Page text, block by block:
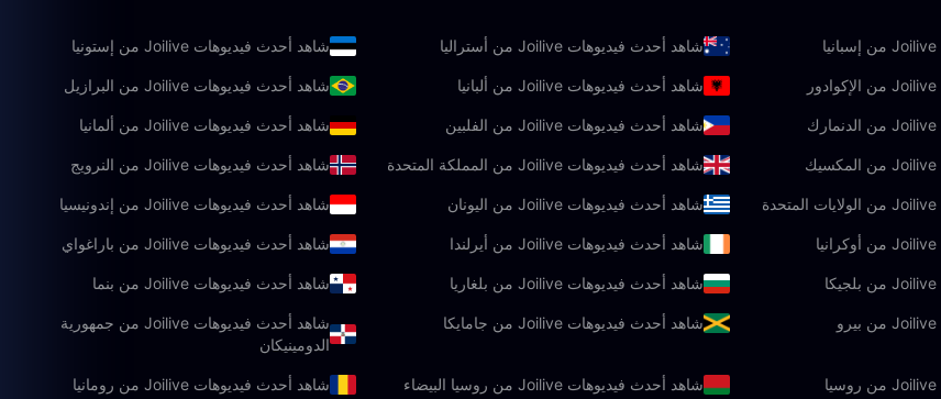
شاهد أحدث فيديوهات Joilive من أستراليا شاهد أحدث فيديوهات Joilive من إستونيا
شاهد أحدث فيديوهات Joilive من ألبانيا شاهد أحدث فيديوهات Joilive من البرازيل
شاهد أحدث فيديوهات Joilive من الفلبين شاهد أحدث فيديوهات Joilive من ألمانيا
شاهد أحدث فيديوهات Joilive من المملكة المتحدة شاهد أحدث فيديوهات Joilive من النرويج
شاهد أحدث فيديوهات Joilive من اليونان شاهد أحدث فيديوهات Joilive من إندونيسيا
شاهد أحدث فيديوهات Joilive من أيرلندا شاهد أحدث فيديوهات Joilive من باراغواي
شاهد أحدث فيديوهات Joilive من بلغاريا شاهد أحدث فيديوهات Joilive من بنما
شاهد أحدث فيديوهات Joilive من جامايكا
شاهد أحدث فيديوهات Joilive من جمهورية
الدومينيكان
شاهد أحدث فيديوهات Joilive من روسيا البيضاء شاهد أحدث فيديوهات Joilive من رومانيا